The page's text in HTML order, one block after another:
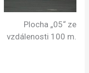
Plocha „05“ ze
vzdálenosti 100 m.